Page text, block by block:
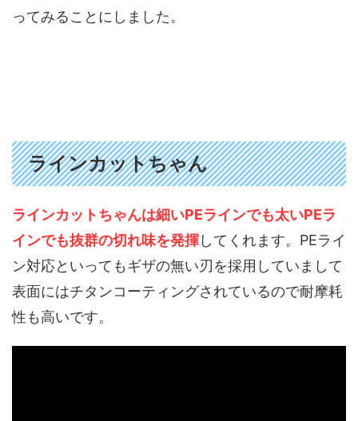
ってみることにしました。
ラインカットちゃん
ラインカットちゃんは細いPEラインでも太いPEラ
インでも抜群の切れ味を発揮してくれます。PEライ
ン対応といってもギザの無い刃を採用していまして
表面にはチタンコーティングされているので耐摩耗
性も高いです。